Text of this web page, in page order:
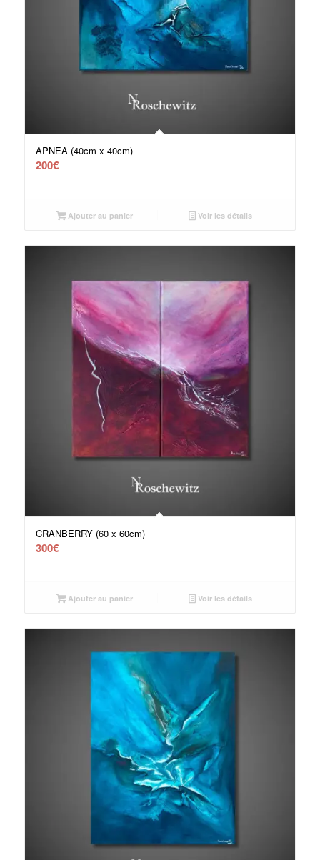
APNEA (40cm x 40cm)
200€
Ajouter au panier Voir les détails
CRANBERRY (60 x 60cm)
300€
Ajouter au panier Voir les détails